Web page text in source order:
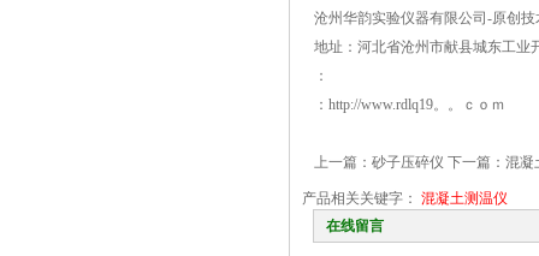
沧州华韵实验仪器有限公司-原创
地址：河北省沧州市献县城东工业
：
：http://www.rdlq19。。ｃｏｍ
上一篇： 砂子压碎仪 下一篇： 混凝
产品相关关键字： 混凝土测温仪
在线留言